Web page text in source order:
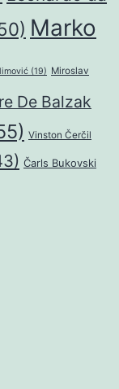
Marko
(19) Miroslav
De Balzak
Vinston Čerčil
Čarls Bukovski